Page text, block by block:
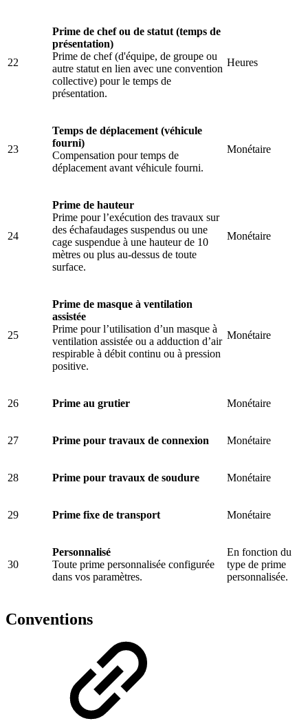
22
Prime de chef ou de statut (temps de
présentation)
Prime de chef (d'équipe, de groupe ou
autre statut en lien avec une convention
collective) pour le temps de
présentation.
Heures
23
Temps de déplacement (véhicule
fourni)
Compensation pour temps de
déplacement avant véhicule fourni.
Monétaire
24
Prime de hauteur
Prime pour l’exécution des travaux sur
des échafaudages suspendus ou une
cage suspendue à une hauteur de 10
mètres ou plus au-dessus de toute
surface.
Monétaire
25
Prime de masque à ventilation
assistée
Prime pour l’utilisation d’un masque à
ventilation assistée ou a adduction d’air
respirable à débit continu ou à pression
positive.
Monétaire
26 Prime au grutier Monétaire
27 Prime pour travaux de connexion Monétaire
28 Prime pour travaux de soudure Monétaire
29 Prime fixe de transport Monétaire
30
Personnalisé
Toute prime personnalisée configurée
dans vos paramètres.
En fonction du
type de prime
personnalisée.
Conventions